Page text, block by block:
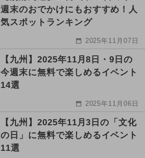
週末のおでかけにもおすすめ！人
気スポットランキング
2025年11月07日
【九州】2025年11月8日・9日の
今週末に無料で楽しめるイベント
14選
2025年11月06日
【九州】2025年11月3日の「文化
の日」に無料で楽しめるイベント
11選